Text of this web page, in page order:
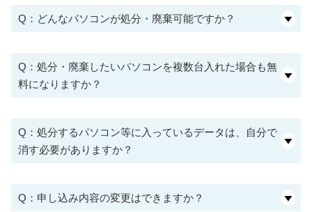
Q：どんなパソコンが処分・廃棄可能ですか？
Q：処分・廃棄したいパソコンを複数台入れた場合も無
料になりますか？
Q：処分するパソコン等に入っているデータは、自分で
消す必要がありますか？
Q：申し込み内容の変更はできますか？